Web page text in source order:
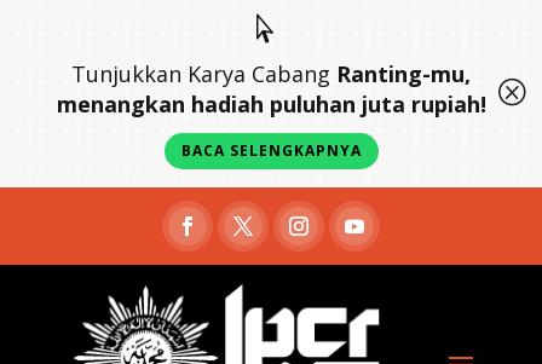

Tunjukkan Karya Cabang Ranting-mu,
menangkan hadiah puluhan juta rupiah!
BACA SELENGKAPNYA
Q